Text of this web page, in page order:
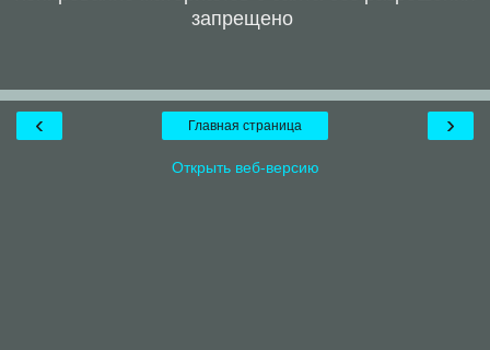
запрещено
‹ ›
Главная страница
Открыть веб-версию